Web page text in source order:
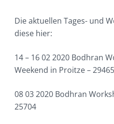
Die aktuellen Tages- und
diese hier:
14 – 16 02 2020 Bodhran
Weekend in Proitze – 29465
08 03 2020 Bodhran
25704